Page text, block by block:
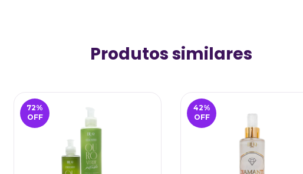
Produtos similares
72%
OFF
42%
OFF